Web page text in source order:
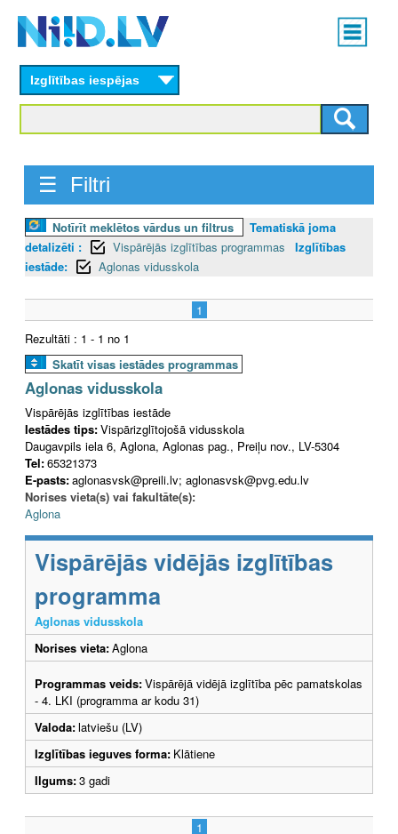
content
Main
menu
Izglītības iespējas
☰ Filtri
Notīrīt meklētos vārdus un filtrus
Tematiskā joma
detalizēti :
Vispārējās izglītības programmas
Izglītības
iestāde:
Aglonas vidusskola
1
Rezultāti : 1 - 1 no 1
Skatīt visas iestādes programmas
Aglonas vidusskola
Vispārējās izglītības iestāde
Iestādes tips:Vispārizglītojošā vidusskola
Daugavpils iela 6, Aglona, Aglonas pag., Preiļu nov., LV-5304
Tel:65321373
E-pasts:aglonasvsk@preili.lv; aglonasvsk@pvg.edu.lv
Norises vieta(s) vai fakultāte(s):
Aglona
Vispārējās vidējās izglītības
programma
Aglonas vidusskola
Norises vieta:Aglona
Programmas veids:Vispārējā vidējā izglītība pēc pamatskolas
- 4. LKI (programma ar kodu 31)
Valoda:latviešu (LV)
Izglītības ieguves forma: Klātiene
Ilgums:3 gadi
1